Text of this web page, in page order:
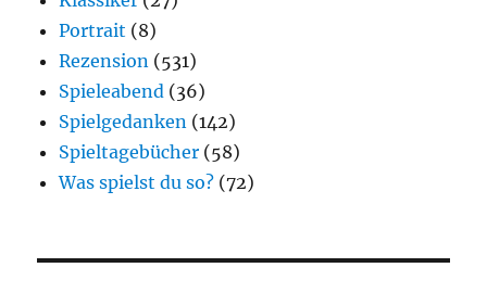
Portrait (8)
Rezension (531)
Spieleabend (36)
Spielgedanken (142)
Spieltagebücher (58)
Was spielst du so? (72)